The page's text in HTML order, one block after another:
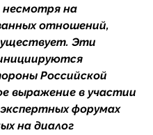
несмотря на
отношений,
Эти
Российской
выражение в участии
форумах
на диалог